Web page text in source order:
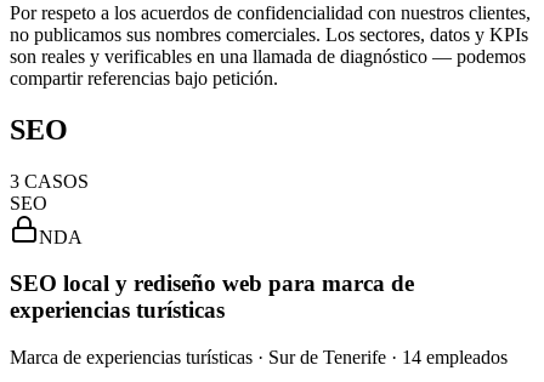
Por respeto a los acuerdos de confidencialidad con nuestros clientes,
no publicamos sus nombres comerciales. Los sectores, datos y KPIs
son reales y verificables en una llamada de diagnóstico — podemos
compartir referencias bajo petición.
SEO
3 CASOS
SEO
NDA
SEO local y rediseño web para marca de
experiencias turísticas
Marca de experiencias turísticas · Sur de Tenerife · 14 empleados